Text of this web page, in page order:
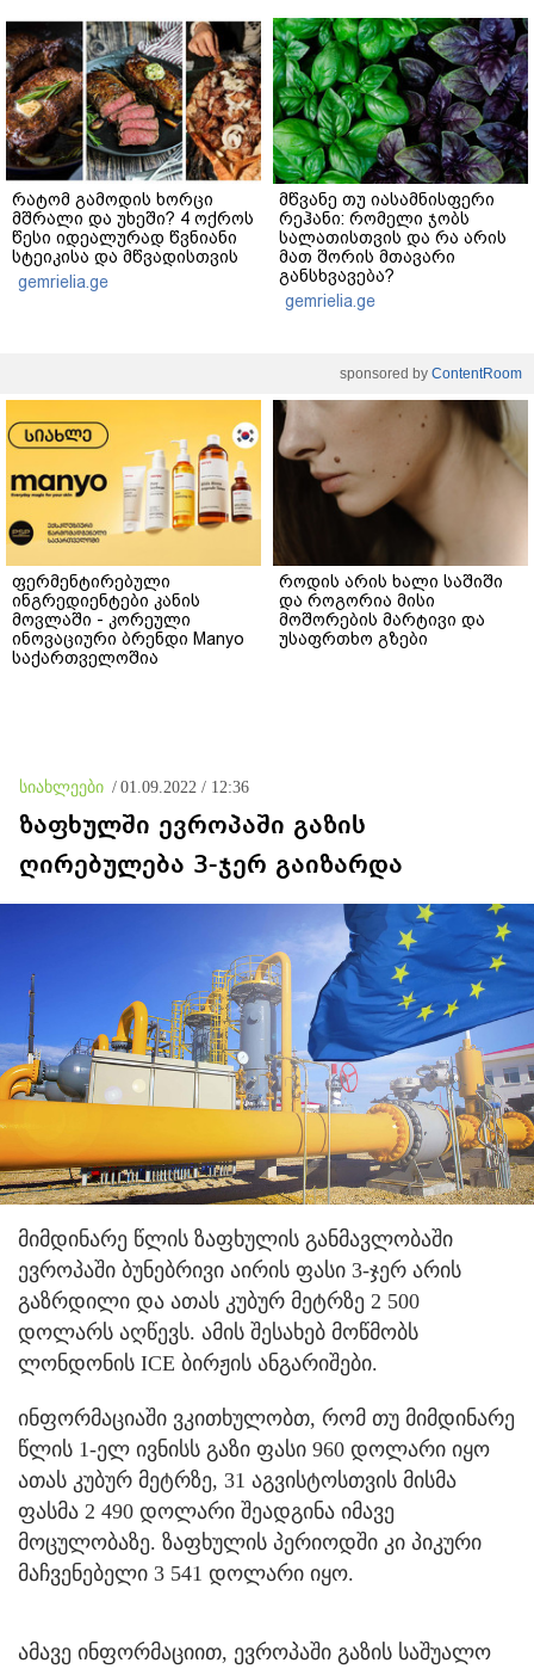
რატომ გამოდის ხორცი
მშრალი და უხეში? 4 ოქროს
წესი იდეალურად წვნიანი
სტეიკისა და მწვადისთვის
gemrielia.ge
მწვანე თუ იასამნისფერი
რეჰანი: რომელი ჯობს
სალათისთვის და რა არის
მათ შორის მთავარი
განსხვავება?
gemrielia.ge
sponsored by ContentRoom
ფერმენტირებული
ინგრედიენტები კანის
მოვლაში - კორეული
ინოვაციური ბრენდი Manyo
საქართველოშია
როდის არის ხალი საშიში
და როგორია მისი
მოშორების მარტივი და
უსაფრთხო გზები
სიახლეები / 01.09.2022 / 12:36
ზაფხულში ევროპაში გაზის
ღირებულება 3-ჯერ გაიზარდა
მიმდინარე წლის ზაფხულის განმავლობაში
ევროპაში ბუნებრივი აირის ფასი 3-ჯერ არის
გაზრდილი და ათას კუბურ მეტრზე 2 500
დოლარს აღწევს. ამის შესახებ მოწმობს
ლონდონის ICE ბირჟის ანგარიშები.
ინფორმაციაში ვკითხულობთ, რომ თუ მიმდინარე
წლის 1-ელ ივნისს გაზი ფასი 960 დოლარი იყო
ათას კუბურ მეტრზე, 31 აგვისტოსთვის მისმა
ფასმა 2 490 დოლარი შეადგინა იმავე
მოცულობაზე. ზაფხულის პერიოდში კი პიკური
მაჩვენებელი 3 541 დოლარი იყო.
ამავე ინფორმაციით, ევროპაში გაზის საშუალო